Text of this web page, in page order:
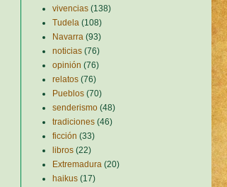
vivencias (138)
Tudela (108)
Navarra (93)
noticias (76)
opinión (76)
relatos (76)
Pueblos (70)
senderismo (48)
tradiciones (46)
ficción (33)
libros (22)
Extremadura (20)
haikus (17)